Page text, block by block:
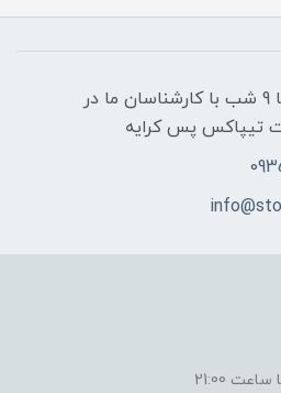
شنبه تا پنج شنبه 9 صبح تا 9 شب با کارشناسان ما در
تیپاکس پس کرایه